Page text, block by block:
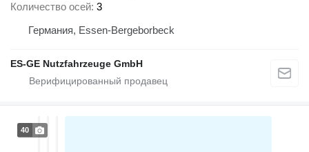
Количество осей 3
Германия, Essen-Bergeborbeck
ES-GE Nutzfahrzeuge GmbH
40